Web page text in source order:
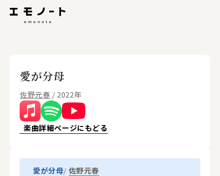
愛が分母
佐野元春 / 2022年
楽曲詳細ページにもどる
愛が分母 佐野元春